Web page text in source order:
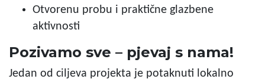
Otvorenu probu i praktične glazbene
aktivnosti
Pozivamo sve – pjevaj s nama!
Jedan od ciljeva projekta je potaknuti lokalno